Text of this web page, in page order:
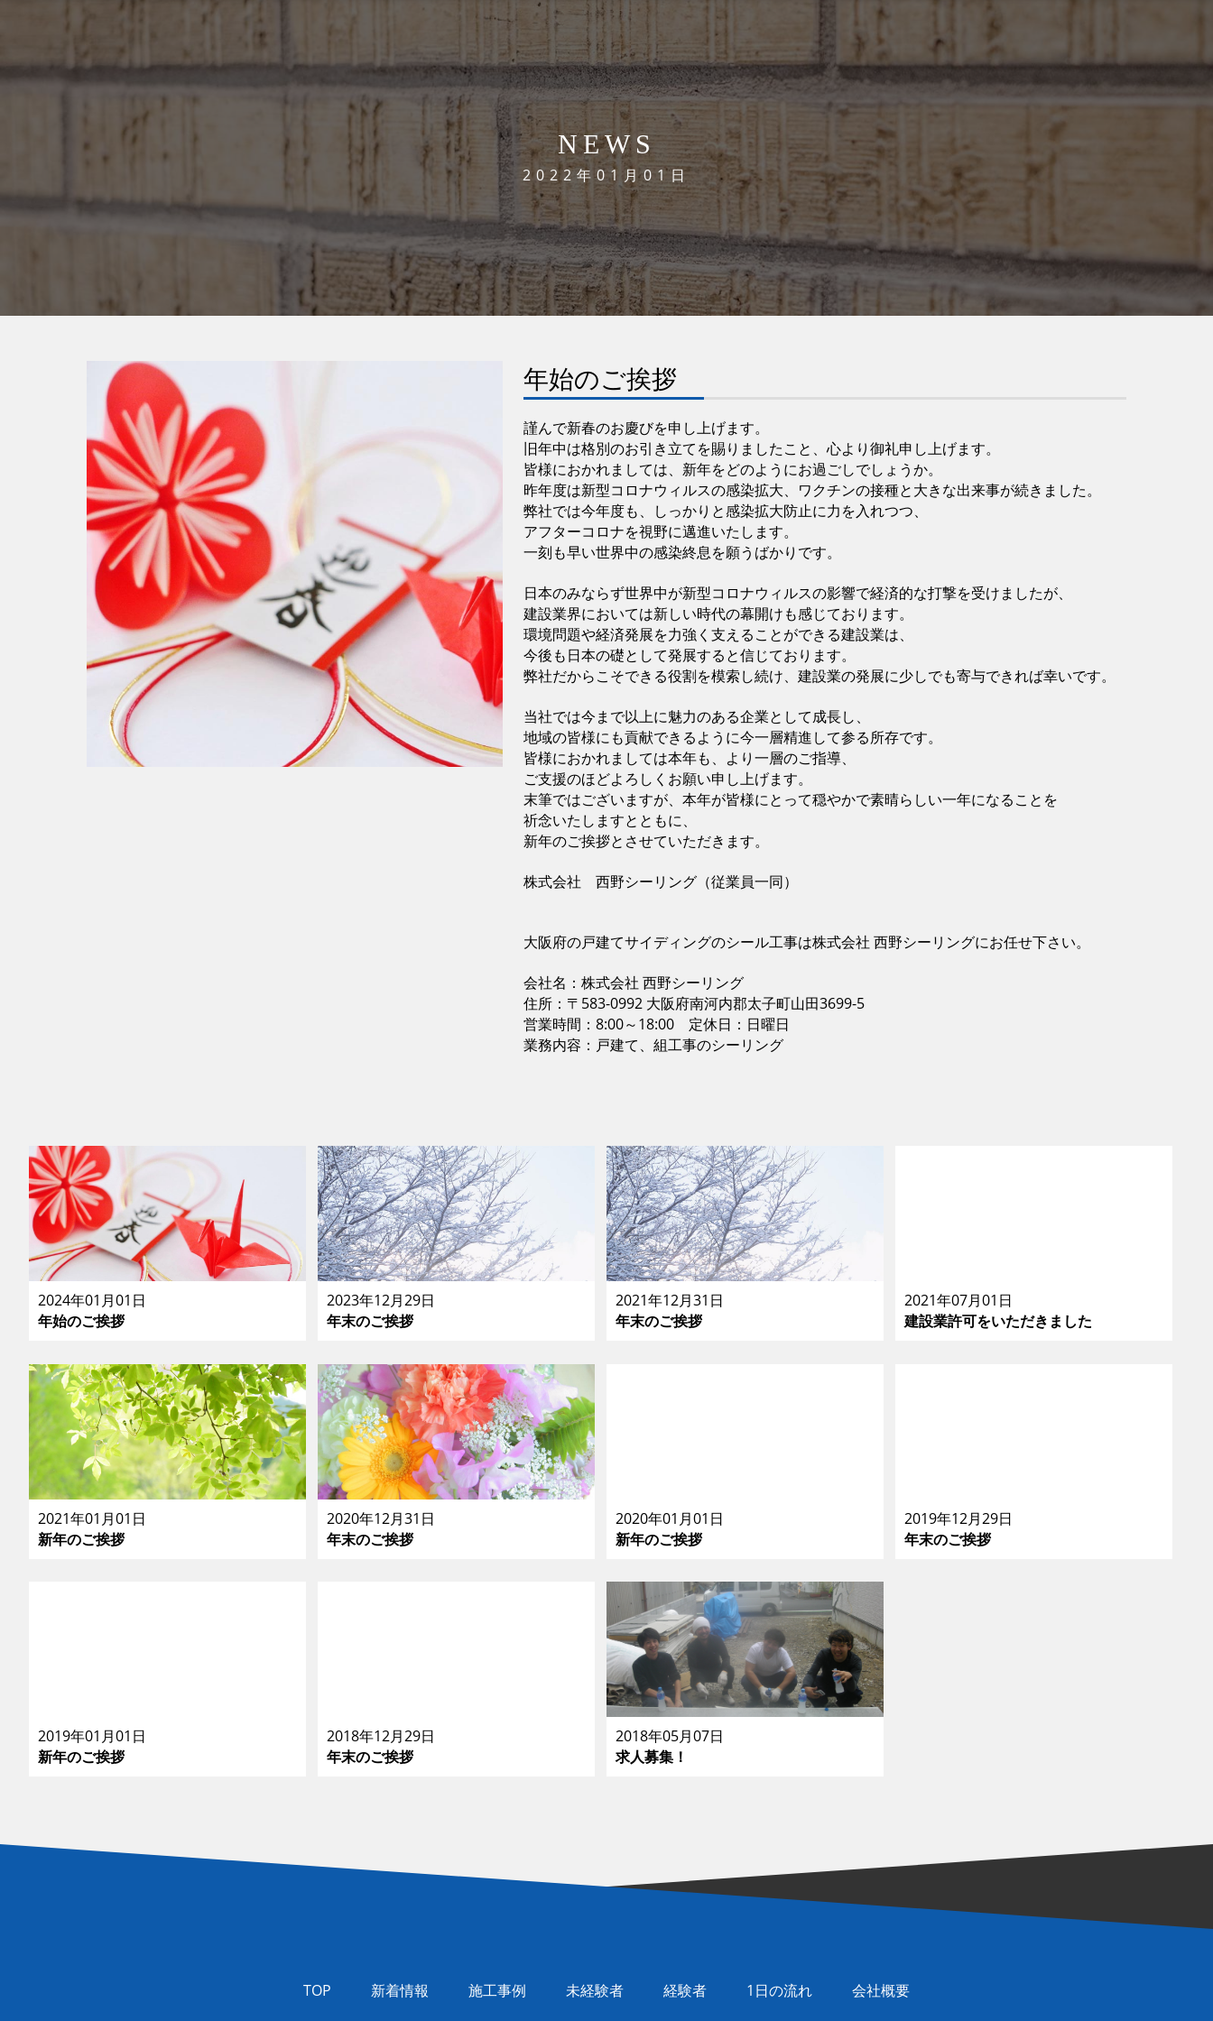
NEWS
2022年01月01日
年始のご挨拶
謹んで新春のお慶びを申し上げます。
旧年中は格別のお引き立てを賜りましたこと、心より御礼申し上げます。
皆様におかれましては、新年をどのようにお過ごしでしょうか。
昨年度は新型コロナウィルスの感染拡大、ワクチンの接種と大きな出来事が続きました。
弊社では今年度も、しっかりと感染拡大防止に力を入れつつ、
アフターコロナを視野に邁進いたします。
一刻も早い世界中の感染終息を願うばかりです。
日本のみならず世界中が新型コロナウィルスの影響で経済的な打撃を受けましたが、
建設業界においては新しい時代の幕開けも感じております。
環境問題や経済発展を力強く支えることができる建設業は、
今後も日本の礎として発展すると信じております。
弊社だからこそできる役割を模索し続け、建設業の発展に少しでも寄与できれば幸いです。
当社では今まで以上に魅力のある企業として成長し、
地域の皆様にも貢献できるように今一層精進して参る所存です。
皆様におかれましては本年も、より一層のご指導、
ご支援のほどよろしくお願い申し上げます。
末筆ではございますが、本年が皆様にとって穏やかで素晴らしい一年になることを
祈念いたしますとともに、
新年のご挨拶とさせていただきます。
株式会社 西野シーリング（従業員一同）
大阪府の戸建てサイディングのシール工事は株式会社 西野シーリングにお任せ下さい。
会社名：株式会社 西野シーリング
住所：〒583-0992 大阪府南河内郡太子町山田3699-5
営業時間：8:00～18:00 定休日：日曜日
業務内容：戸建て、組工事のシーリング
2024年01月01日
年始のご挨拶
2023年12月29日
年末のご挨拶
2021年12月31日
年末のご挨拶
2021年07月01日
建設業許可をいただきました
2021年01月01日
新年のご挨拶
2020年12月31日
年末のご挨拶
2020年01月01日
新年のご挨拶
2019年12月29日
年末のご挨拶
2019年01月01日
新年のご挨拶
2018年12月29日
年末のご挨拶
2018年05月07日
求人募集！
TOP 新着情報 施工事例 未経験者 経験者 1日の流れ
会社概要